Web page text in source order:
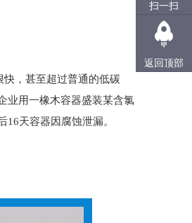
，甚至超过普通的低碳
业用一橡木容器盛装某含氯
天容器因腐蚀泄漏。
扫一扫
返回顶部